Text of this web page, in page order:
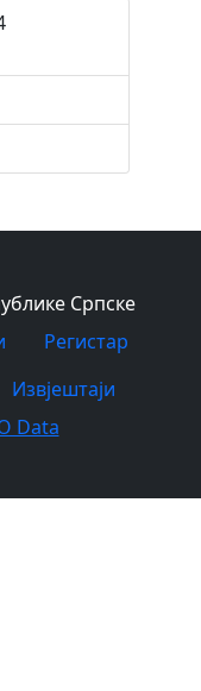
Регистар
Извјештаји
Data